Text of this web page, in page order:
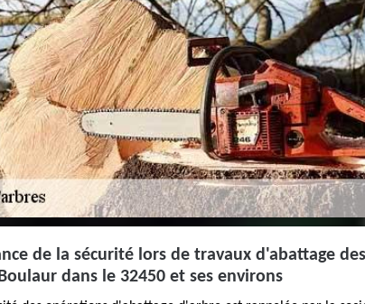
de la sécurité lors de travaux d'abattage
dans le 32450 et ses environs